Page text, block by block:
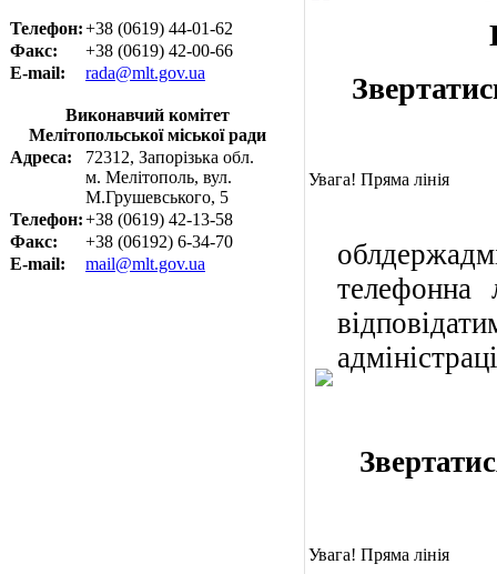
Телефон:+38 (0619) 44-01-62
Факс:
+38 (0619) 42-00-66
E-mail:
rada@mlt.gov.ua
Виконавчий комітет
Мелітопольської міської ради
Адреса:
72312, Запорізька обл.
м. Мелітополь, вул.
М.Грушевського, 5
Телефон:+38 (0619) 42-13-58
Факс:
+38 (06192) 6-34-70
E-mail:
mail@mlt.gov.ua
Увага! Пряма лінія
телефонна
Увага! Пряма лінія